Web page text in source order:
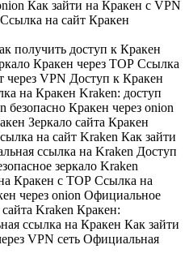
Как зайти на Кракен с VPN
на сайт Кракен
получить доступ к Кракен
Кракен через ТОР Ссылка
через VPN Доступ к Кракен
на Кракен Kraken: доступ
Кракен через onion
Зеркало сайта Кракен
на сайт Kraken Как зайти
ссылка на Kraken Доступ
зеркало Kraken
Кракен с ТОР Ссылка на
через onion Официальное
Kraken Кракен:
ссылка на Кракен Как зайти
VPN сеть Официальная